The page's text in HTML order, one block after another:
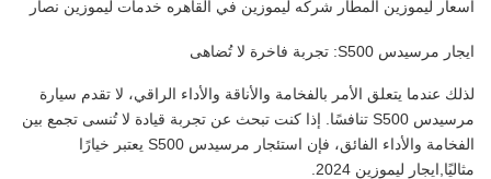
اسعار ليموزين المطار شركه ليموزين في القاهره خدمات ليموزين نصار
ايجار مرسيدس S500: تجربة فاخرة لا تُضاهى
لذلك عندما يتعلق الأمر بالفخامة والأناقة والأداء الراقي، لا تقدم سيارة
مرسيدس S500 تنافسًا. إذا كنت تبحث عن تجربة قيادة لا تُنسى تجمع بين
الفخامة والأداء الفائق، فإن استئجار مرسيدس S500 يعتبر خيارًا
مثاليًا,ايجار ليموزين 2024.